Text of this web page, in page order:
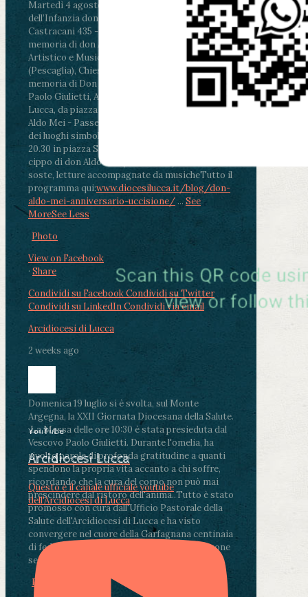
Martedì 4 agosto2026
ore 11:30 - Lucca, Scuola
dell’Infanzia don Aldo Mei - Viale Castruccio
Castracani 435 - Inaugurazione murales in
memoria di don Aldo Mei curato dal Liceo
Artistico e Musicale “Passaglia”
ore 18 - Fiano
(Pescaglia), Chiesa parrocchiale - Messa in
memoria di Don Aldo Mei celebrata da mons.
Paolo Giulietti, Arcivescovo di Lucca
ore 20.30 -
Lucca, da piazza San Michele al Cippo di don
Aldo Mei - Passeggiata della Memoria in alcuni
dei luoghi simbolo della città. Ritrovo alle ore
20.30 in piazza San Michele con conclusione al
cippo di don Aldo Mei (Porta Elisa). Durante le
soste, letture accompagnate da musicheTutto il
programma qui:www.diocesilucca.it/blog/don-
aldo-mei-anniversario-uccisione/ ... See
MoreSee Less
Photo
View on Facebook
· Share
Condividi su FacebookCondividi su Twitter
Condividi su LinkedInCondividi via email
Arcidiocesi di Lucca
2 weeks ago
Domenica 19 luglio si è svolta, sul Monte
Argegna, la XXII Giornata Diocesana della Salute.
.La Messa delle ore 10:30 è stata presieduta dal
Vescovo Paolo Giulietti. Durante l'omelia, ha
rivolto parole di profonda gratitudine a quanti
spendono la propria vita accanto a chi soffre,
ricordando che la cura del corpo non può mai
prescindere dal ristoro dell'anima..Tutto è stato
promosso con cura dall'Ufficio Pastorale della
Salute dell'Arcidiocesi di Lucca e ha visto
convergere nel cuore della Garfagnana centinaia
di fedeli, operatori sanitari, volontari e persone
segnate dalla malattia.
Photo
YouTube
Arcidiocesi Lucca
Questo è il canale ufficiale youtube
dell'Arcidiocesi di Lucca